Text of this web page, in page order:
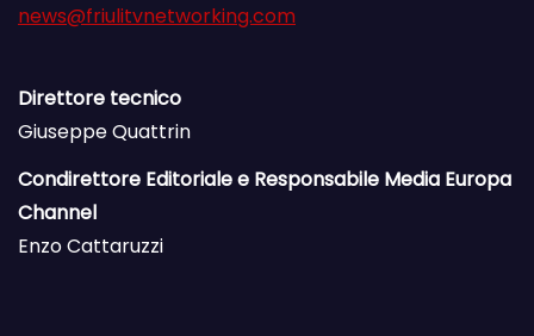
news@friulitvnetworking.com
Direttore tecnico
Giuseppe Quattrin
Condirettore Editoriale e Responsabile Media Europa
Channel
Enzo Cattaruzzi